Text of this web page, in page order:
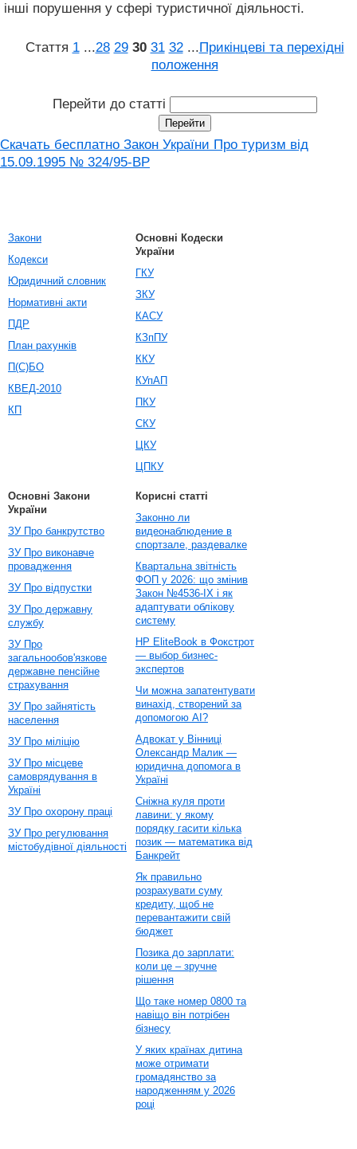
інші порушення у сфері туристичної діяльності.
Стаття 1 ...28 29 30 31 32 ...Прикінцеві та перехідні
положення
Перейти до статті
Скачать бесплатно Закон України Про туризм вiд
15.09.1995 № 324/95-ВР
Закони
Кодекси
Юридичний словник
Нормативні акти
ПДР
План рахунків
П(С)БО
КВЕД-2010
КП
Основні Кодески
України
ГКУ
ЗКУ
КАСУ
КЗпПУ
ККУ
КУпАП
ПКУ
СКУ
ЦКУ
ЦПКУ
Основні Закони
України
ЗУ Про банкрутство
ЗУ Про виконавче
провадження
ЗУ Про відпустки
ЗУ Про державну
службу
ЗУ Про
загальнообов'язкове
державне пенсійне
страхування
ЗУ Про зайнятість
населення
ЗУ Про міліцію
ЗУ Про місцеве
самоврядування в
Україні
ЗУ Про охорону праці
ЗУ Про регулювання
містобудівної діяльності
Корисні статті
Законно ли
видеонаблюдение в
спортзале, раздевалке
Квартальна звітність
ФОП у 2026: що змінив
Закон №4536-IX і як
адаптувати облікову
систему
HP EliteBook в Фокстрот
— выбор бизнес-
экспертов
Чи можна запатентувати
винахід, створений за
допомогою AI?
Адвокат у Вінниці
Олександр Малик —
юридична допомога в
Україні
Сніжна куля проти
лавини: у якому
порядку гасити кілька
позик — математика від
Банкрейт
Як правильно
розрахувати суму
кредиту, щоб не
перевантажити свій
бюджет
Позика до зарплати:
коли це – зручне
рішення
Що таке номер 0800 та
навіщо він потрібен
бізнесу
У яких країнах дитина
може отримати
громадянство за
народженням у 2026
році